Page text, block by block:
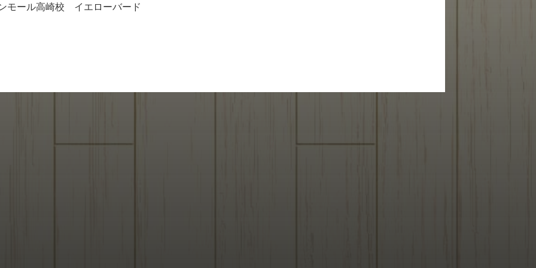
モール高崎校 イエローバード